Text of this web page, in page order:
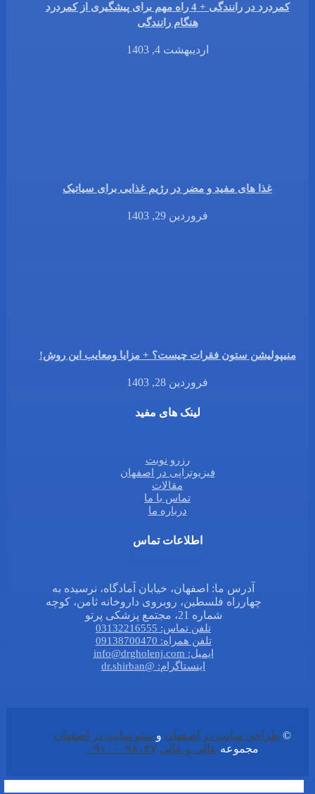
کمردرد در رانندگی + 4 راه مهم برای پیشگیری از کمردرد
هنگام رانندگی
اردیبهشت 4, 1403
غذا های مفید و مضر در رژیم غذایی برای سیاتیک
فروردین 29, 1403
منیپولیشن ستون فقرات چیست؟ + مزایا ومعایب این روش!
فروردین 28, 1403
لینک های مفید
رزرو نوبت
فیزیوتراپی در اصفهان
مقالات
تماس با ما
درباره ما
اطلاعات تماس
آدرس ما: اصفهان، خیابان آمادگاه، نرسیده به
چهارراه فلسطین، روبروی داروخانه ثامن، کوچه
شماره 21، مجتمع پزشکی پرتو
تلفن تماس: 03132216555
تلفن همراه: 09138700470
ایمیل: info@drgholenj.com
اینستاگرام: @dr.shirban
© طراحی سایت در اصفهان و سئو سایت در اصفهان
مجموعه عالی و عالی ۰۹۱۰۰۰۹۸۰۳۷